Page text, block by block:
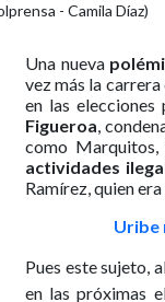
- Camila Díaz)
Una nueva
vez más la
en las
Figueroa,
como
actividades
Ramírez, quien
Uribe
Pues este sujeto,
en las próximas